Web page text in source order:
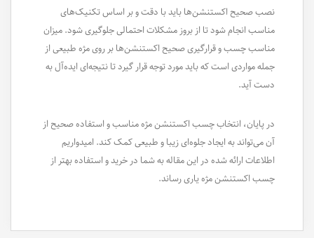
نصب صحیح اکستنشن‌ها باید با دقت و بر اساس تکنیک‌های
مناسب انجام شود تا از بروز مشکلات احتمالی جلوگیری شود. میزان
مناسب چسب و قرارگیری صحیح اکستنشن‌ها بر روی مژه طبیعی از
جمله مواردی است که باید مورد توجه قرار گیرد تا نتیجه‌ای ایده‌آل به
دست آید.
در پایان، انتخاب چسب اکستنشن مژه مناسب و استفاده صحیح از
آن می‌تواند به ایجاد جلوه‌ای زیبا و طبیعی کمک کند. امیدواریم
اطلاعات ارائه شده در این مقاله به شما در خرید و استفاده بهتر از
چسب اکستنشن مژه یاری رساند.